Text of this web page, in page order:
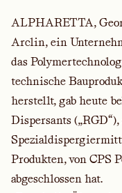
ALPHARETTA,
Arclin, ein
das
technische
herstellt, gab heute
Dispersants
Produkten, von CPS
abgeschlossen hat.